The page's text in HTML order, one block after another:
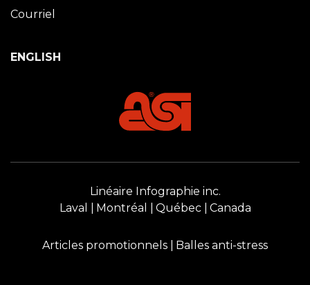
Courriel
ENGLISH
Linéaire Infographie inc.
Laval
Montréal Québec Canada
Articles promotionnels Balles anti-stress